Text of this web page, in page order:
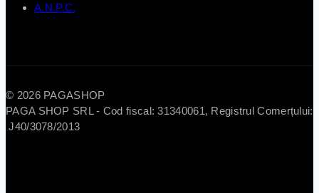
A.N.P.C.
© 2026 PAGASHOP
PAGA SHOP SRL - Cod fiscal: 31340061, Registrul Comerțului:
J40/3078/2013